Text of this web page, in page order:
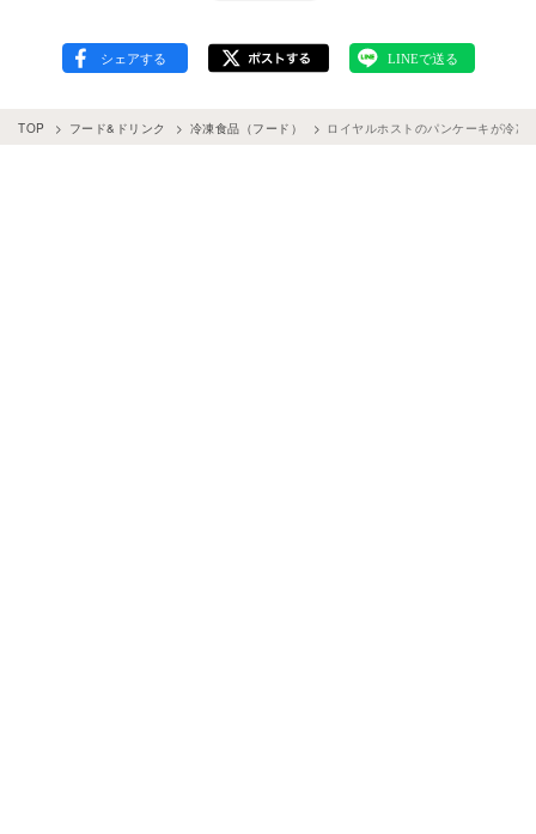
TOP フード&ドリンク 冷凍食品（フード） ロイヤルホストのパンケーキが冷